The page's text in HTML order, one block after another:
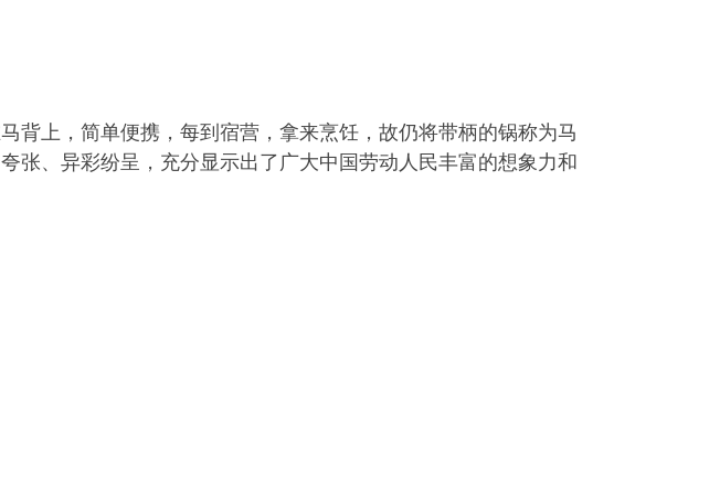
背上，简单便携，每到宿营，拿来烹饪，故仍将带柄的锅称为马
张、异彩纷呈，充分显示出了广大中国劳动人民丰富的想象力和